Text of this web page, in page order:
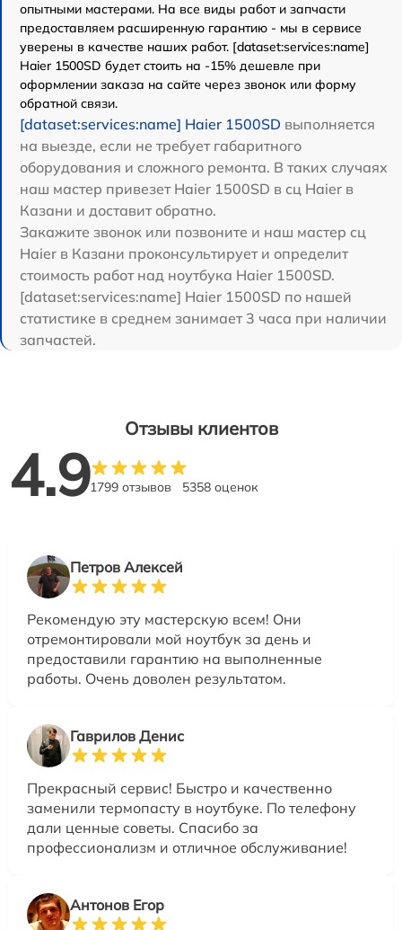
опытными мастерами. На все виды работ и запчасти
предоставляем расширенную гарантию - мы в сервисе
уверены в качестве наших работ. [dataset:services:name]
Haier 1500SD будет стоить на -15% дешевле при
оформлении заказа на сайте через звонок или форму
обратной связи.
[dataset:services:name] Haier 1500SD выполняется
на выезде, если не требует габаритного
оборудования и сложного ремонта. В таких случаях
наш мастер привезет Haier 1500SD в сц Haier в
Казани и доставит обратно.
Закажите звонок или позвоните и наш мастер сц
Haier в Казани проконсультирует и определит
стоимость работ над ноутбука Haier 1500SD.
[dataset:services:name] Haier 1500SD по нашей
статистике в среднем занимает 3 часа при наличии
запчастей.
Отзывы клиентов
4.91799 отзывов 5358 оценок
Петров Алексей
Рекомендую эту мастерскую всем! Они
отремонтировали мой ноутбук за день и
предоставили гарантию на выполненные
работы. Очень доволен результатом.
Гаврилов Денис
Прекрасный сервис! Быстро и качественно
заменили термопасту в ноутбуке. По телефону
дали ценные советы. Спасибо за
профессионализм и отличное обслуживание!
Антонов Егор